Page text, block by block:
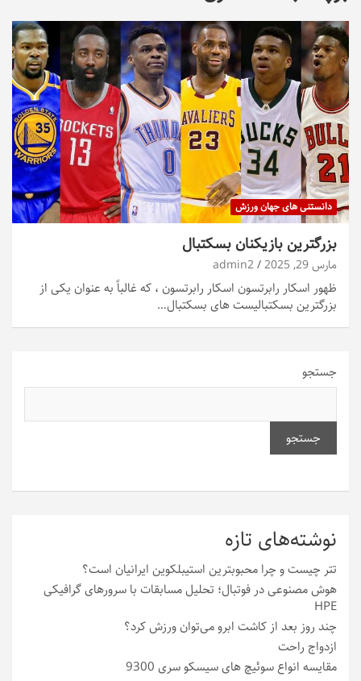
دانستنی های جهان ورزش
بزرگترین بازیکنان بسکتبال
مارس 29, 2025 admin2
ظهور اسکار رابرتسون اسکار رابرتسون ، که غالباً به عنوان یکی از
بزرگترین بسکتبالیست های بسکتبال…
جستجو
جستجو
نوشته‌های تازه
تتر چیست و چرا محبوبترین استیبلکوین ایرانیان است؟
هوش مصنوعی در فوتبال؛ تحلیل مسابقات با سرورهای گرافیکی
HPE
چند روز بعد از کاشت ابرو می‌توان ورزش کرد؟
ازدواج راحت
مقایسه انواع سوئیچ های سیسکو سری 9300